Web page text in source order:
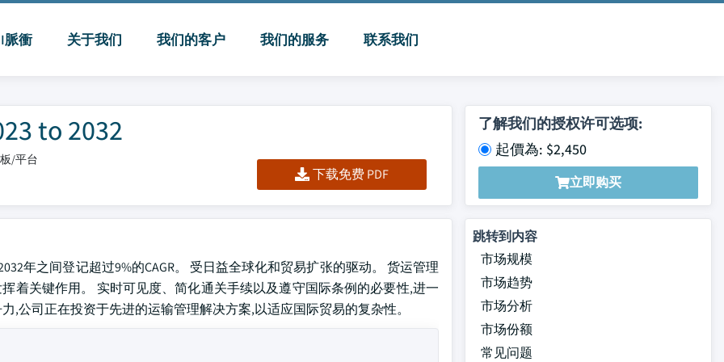
脈衝 关于我们 我们的客户 我们的服务 联系我们
to 2032
/平台
下载免费 PDF
了解我们的授权许可选项:
起價為: $2,450
立即购买
年之间登记超过9%的CAGR。 受日益全球化和贸易扩张的驱动。 货运管理
着关键作用。 实时可见度、简化通关手续以及遵守国际条例的必要性,进一
,公司正在投资于先进的运输管理解决方案,以适应国际贸易的复杂性。
跳转到内容
市场规模
市场趋势
市场分析
市场份额
常见问题